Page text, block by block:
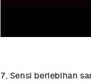
7. Sensi berlebihan